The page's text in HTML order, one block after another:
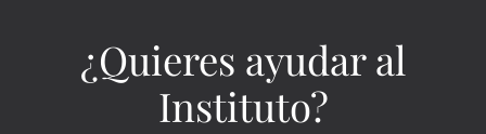
¿Quieres ayudar al
Instituto?